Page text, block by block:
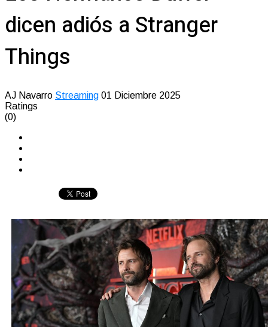
dicen adiós a Stranger
Things
AJ Navarro Streaming 01 Diciembre 2025
Ratings
(0)